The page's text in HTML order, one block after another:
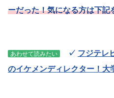
ーだった！気になる方は下記
あわせて読みたい ✓ フジテレ
のイケメンディレクター！大